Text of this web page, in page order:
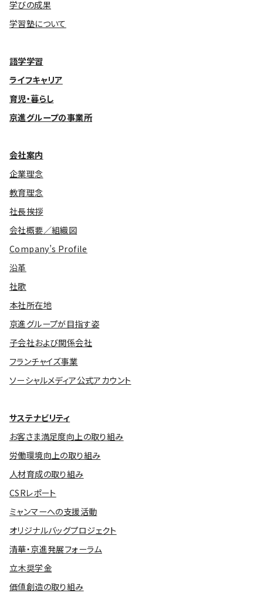
学びの成果
学習塾について
語学学習
ライフキャリア
育児・暮らし
京進グループの事業所
会社案内
企業理念
教育理念
社長挨拶
会社概要／組織図
Company’s Profile
沿革
社歌
本社所在地
京進グループが目指す姿
子会社および関係会社
フランチャイズ事業
ソーシャルメディア公式アカウント
サステナビリティ
お客さま満足度向上の取り組み
労働環境向上の取り組み
人材育成の取り組み
CSRレポート
ミャンマーへの支援活動
オリジナルバッグプロジェクト
清華・京進発展フォーラム
立木奨学金
価値創造の取り組み